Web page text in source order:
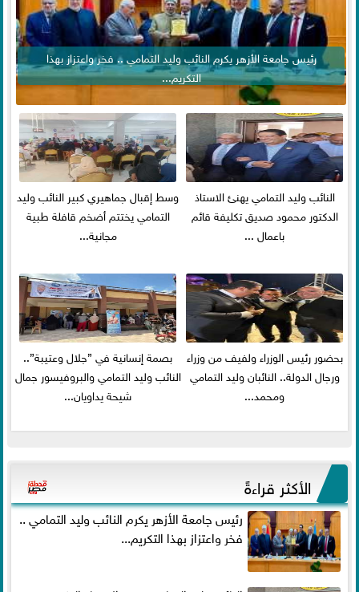
رئيس جامعة الأزهر يكرم النائب وليد التمامي .. فخر واعتزاز بهذا
التكريم...
النائب وليد التمامي يهنئ الاستاذ
الدكتور محمود صديق تكليفة قائم
باعمال ...
وسط إقبال جماهيري كبير النائب وليد
التمامي يختتم أضخم قافلة طبية
مجانية...
بحضور رئيس الوزراء ولفيف من وزراء
ورجال الدولة.. النائبان وليد التمامي
ومحمد...
بصمة إنسانية في ”جلال وعتيبة”..
النائب وليد التمامي والبروفيسور جمال
شيحة يداويان...
الأكثر قراءةً
رئيس جامعة الأزهر يكرم النائب وليد التمامي ..
فخر واعتزاز بهذا التكريم...